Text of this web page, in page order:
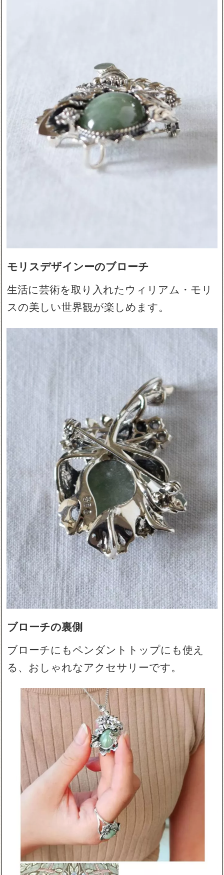
モリスデザインーのブローチ
生活に芸術を取り入れたウィリアム・モリ
スの美しい世界観が楽しめます。
ブローチの裏側
ブローチにもペンダントトップにも使え
る、おしゃれなアクセサリーです。